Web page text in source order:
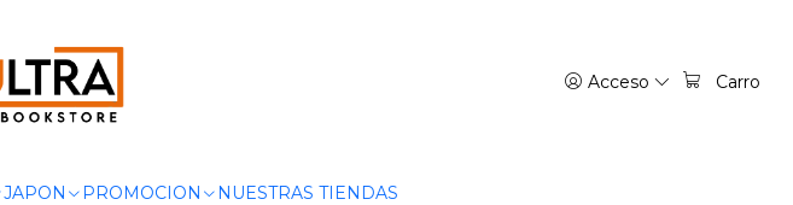
Acceso Carro
JAPON PROMOCION NUESTRAS TIENDAS
|
AMOR ES CUANDO CESA LA LLUVIA 02 -